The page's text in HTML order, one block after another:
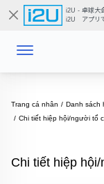
i2U - 卓球大
i2U アプリ
Trang cá nhân
Danh sách
Chi tiết hiệp hội/người tổ
Chi tiết hiệp